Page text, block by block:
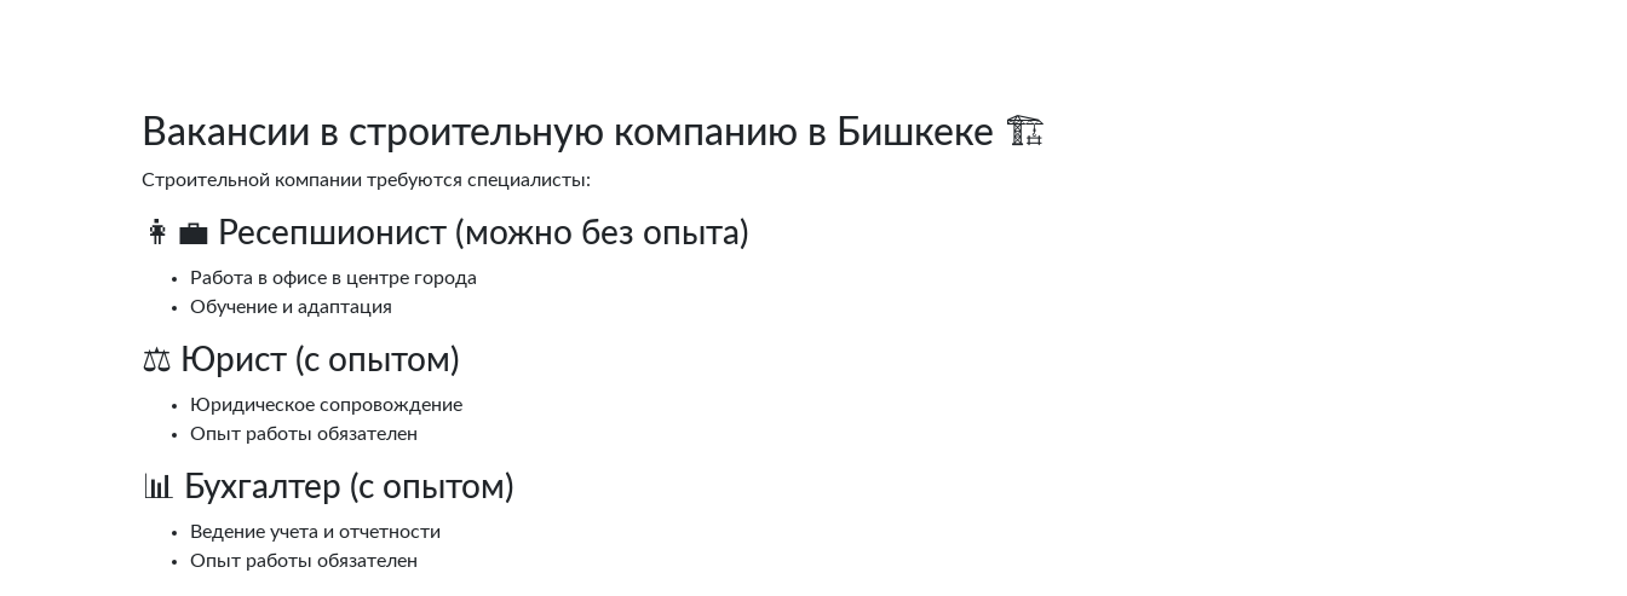
Вакансии в строительную компанию в Бишкеке 🏗️
Строительной компании требуются специалисты:
👩‍💼 Ресепшионист (можно без опыта)
Работа в офисе в центре города
Обучение и адаптация
⚖️ Юрист (с опытом)
Юридическое сопровождение
Опыт работы обязателен
📊 Бухгалтер (с опытом)
Ведение учета и отчетности
Опыт работы обязателен